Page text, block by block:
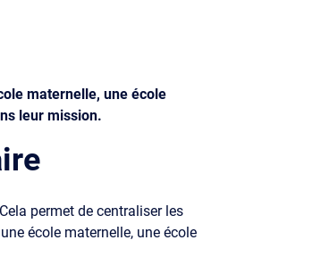
maternelle, une école
leur mission.
permet de centraliser les
école maternelle, une école